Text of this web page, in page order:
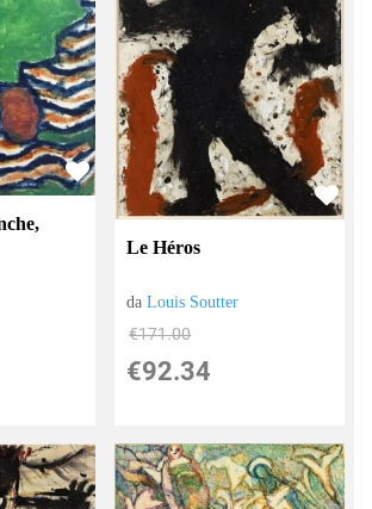
Le Héros
daLouis Soutter
€171.00
€92.34